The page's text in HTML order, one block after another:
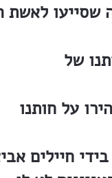
לאשת
של